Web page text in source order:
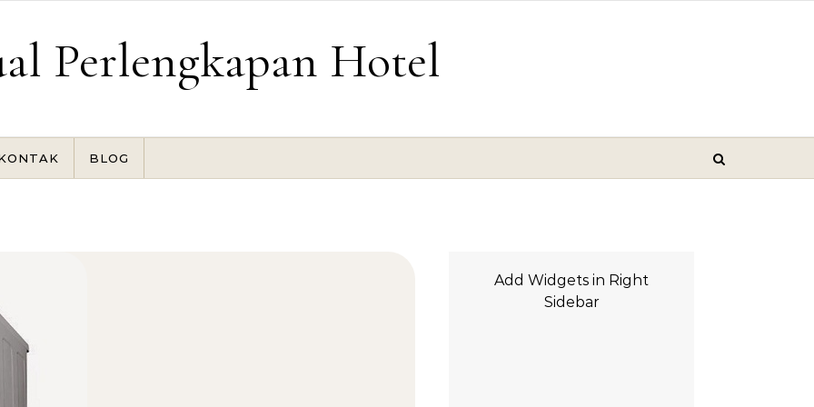
Perlengkapan Hotel
BLOG
Add Widgets in Right
Sidebar